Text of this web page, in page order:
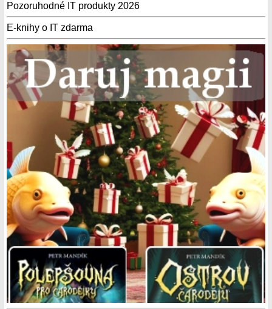
Pozoruhodné IT produkty 2026
E-knihy o IT zdarma